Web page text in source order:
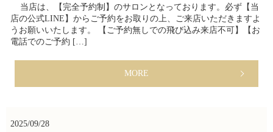
当店は、【完全予約制】のサロンとなっております。必ず【当
店の公式LINE】からご予約をお取りの上、ご来店いただきますよ
うお願いいたします。 【ご予約無しでの飛び込み来店不可】【お
電話でのご予約 […]
MORE
2025/09/28